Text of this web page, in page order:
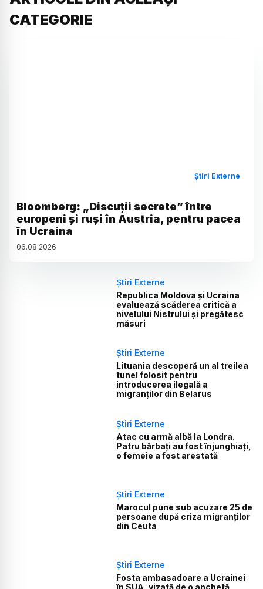
CATEGORIE
Știri Externe
Bloomberg: „Discuții secrete” între
europeni și ruși în Austria, pentru pacea
în Ucraina
06.08.2026
Știri Externe
Republica Moldova și Ucraina
evaluează scăderea critică a
nivelului Nistrului și pregătesc
măsuri
Știri Externe
Lituania descoperă un al treilea
tunel folosit pentru
introducerea ilegală a
migranților din Belarus
Știri Externe
Atac cu armă albă la Londra.
Patru bărbați au fost înjunghiați,
o femeie a fost arestată
Știri Externe
Marocul pune sub acuzare 25 de
persoane după criza migranților
din Ceuta
Știri Externe
Fosta ambasadoare a Ucrainei